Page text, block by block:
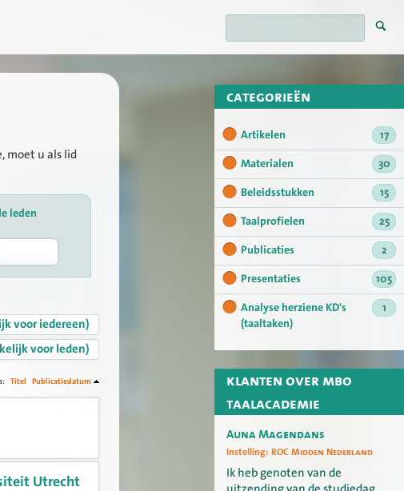
categorieën
Artikelen
17
Materialen
30
Beleidsstukken
15
Taalprofielen
25
Publicaties
2
Presentaties
105
Analyse herziene KD's
(taaltaken)
1
klanten over mbo
taalacademie
Auna Magendans
Instelling: ROC Midden Nederland
Ik heb genoten van de
moet u als lid
leden
voor iedereen)
voor leden)
Titel Publicatiedatum
Utrecht